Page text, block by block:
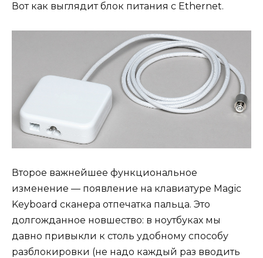
Вот как выглядит блок питания с Ethernet.
Второе важнейшее функциональное
изменение — появление на клавиатуре Magic
Keyboard сканера отпечатка пальца. Это
долгожданное новшество: в ноутбуках мы
давно привыкли к столь удобному способу
разблокировки (не надо каждый раз вводить